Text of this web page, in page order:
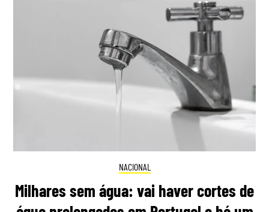
NACIONAL
Milhares sem água: vai haver cortes de